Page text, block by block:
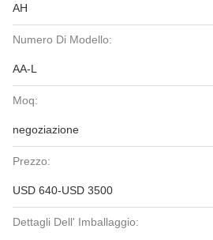
AH
Numero Di Modello:
AA-L
Moq:
negoziazione
Prezzo:
USD 640-USD 3500
Dettagli Dell' Imballaggio: